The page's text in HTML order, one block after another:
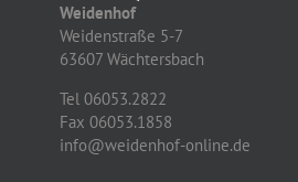
Weidenhof
Weidenstraße 5-7
63607 Wächtersbach
Tel 06053.2822
Fax 06053.1858
info@weidenhof-online.de